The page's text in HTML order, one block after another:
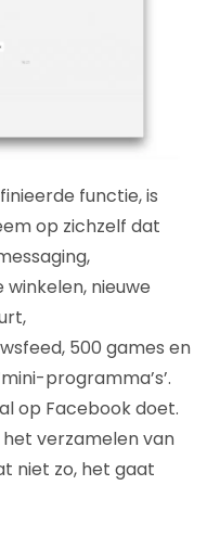
functie, is
op zichzelf dat
nieuwe
500 games en
programma’s’.
op Facebook doet.
verzamelen van
niet zo, het gaat